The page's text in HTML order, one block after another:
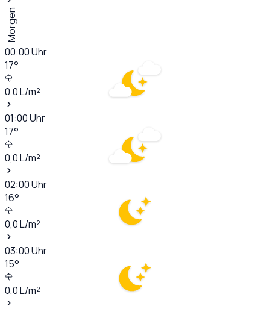
Morgen
00:00Uhr
17°
0,0L/m²
01:00Uhr
17°
0,0L/m²
02:00Uhr
16°
0,0L/m²
03:00Uhr
15°
0,0L/m²